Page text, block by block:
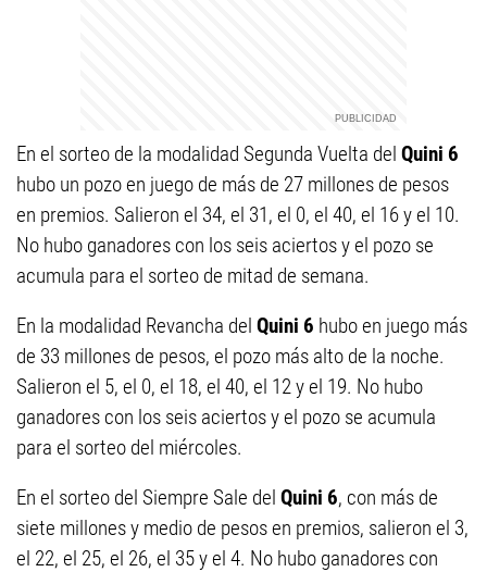
En el sorteo de la modalidad Segunda Vuelta del Quini 6
hubo un pozo en juego de más de 27 millones de pesos
en premios. Salieron el 34, el 31, el 0, el 40, el 16 y el 10.
No hubo ganadores con los seis aciertos y el pozo se
acumula para el sorteo de mitad de semana.
En la modalidad Revancha del Quini 6 hubo en juego más
de 33 millones de pesos, el pozo más alto de la noche.
Salieron el 5, el 0, el 18, el 40, el 12 y el 19. No hubo
ganadores con los seis aciertos y el pozo se acumula
para el sorteo del miércoles.
En el sorteo del Siempre Sale del Quini 6, con más de
siete millones y medio de pesos en premios, salieron el 3,
el 22, el 25, el 26, el 35 y el 4. No hubo ganadores con